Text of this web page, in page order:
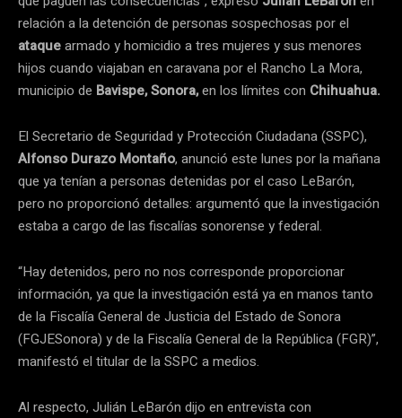
relación a la detención de personas sospechosas por el
ataquearmado y homicidio a tres mujeres y sus menores
hijos cuando viajaban en caravana por el Rancho La Mora,
municipio de Bavispe,Sonora,en los límites con Chihuahua.
El Secretario de Seguridad y Protección Ciudadana (SSPC),
Alfonso Durazo Montaño, anunció este lunes por la mañana
que ya tenían a personas detenidas por el caso LeBarón,
pero no proporcionó detalles: argumentó que la investigación
estaba a cargo de las fiscalías sonorense y federal.
“Hay detenidos, pero no nos corresponde proporcionar
información, ya que la investigación está ya en manos tanto
de la Fiscalía General de Justicia del Estado de Sonora
(FGJESonora) y de la Fiscalía General de la República (FGR)”,
manifestó el titular de la SSPC a medios.
Al respecto, Julián LeBarón dijo en entrevista con